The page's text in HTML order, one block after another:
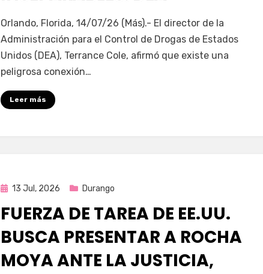
porFernando Miranda Servín
Orlando, Florida, 14/07/26 (Más).- El director de la
Administración para el Control de Drogas de Estados
Unidos (DEA), Terrance Cole, afirmó que existe una
peligrosa conexión…
Leer más
Publicada
13 Jul, 2026 Durango
FUERZA DE TAREA DE EE.UU.
BUSCA PRESENTAR A ROCHA
MOYA ANTE LA JUSTICIA,